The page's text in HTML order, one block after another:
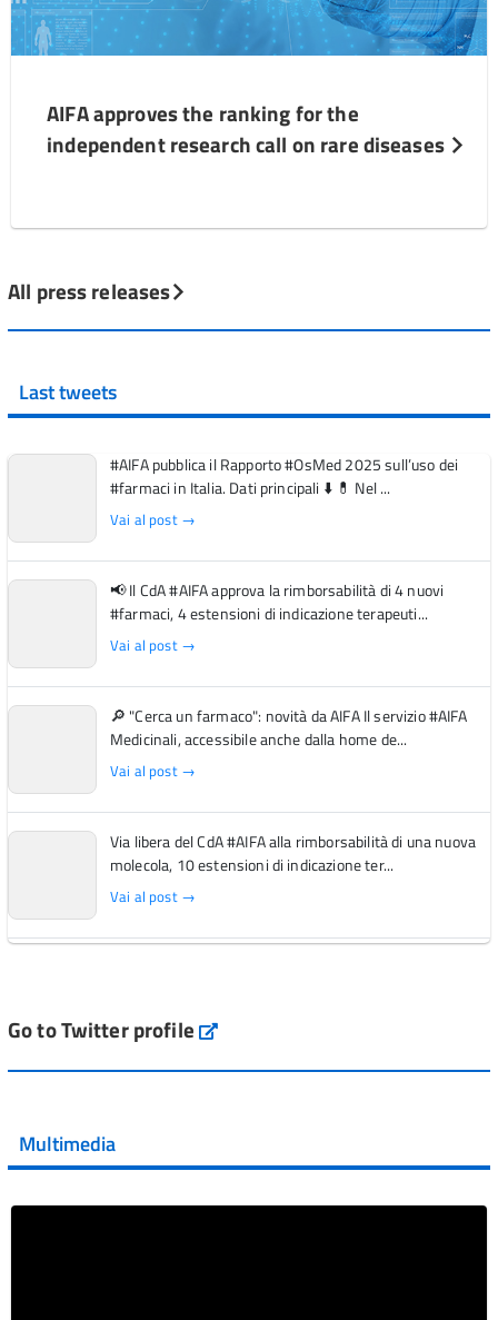
AIFA approves the ranking for the
independent research call on rare diseases
All press releases
Last tweets
#AIFA pubblica il Rapporto #OsMed 2025 sull’uso dei
#farmaci in Italia. Dati principali ⬇️ 💊 Nel ...
Vai al post →
📢 Il CdA #AIFA approva la rimborsabilità di 4 nuovi
#farmaci, 4 estensioni di indicazione terapeuti...
Vai al post →
🔎 "Cerca un farmaco": novità da AIFA Il servizio #AIFA
Medicinali, accessibile anche dalla home de...
Vai al post →
Via libera del CdA #AIFA alla rimborsabilità di una nuova
molecola, 10 estensioni di indicazione ter...
Vai al post →
Vai al post →
Vai al post →
Go to Twitter profile aifa_ufficiale
Multimedia